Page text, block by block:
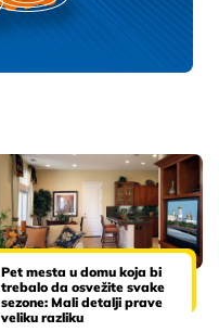
Pet mesta u domu koja bi
trebalo da osvežite svake
sezone: Mali detalji prave
veliku razliku